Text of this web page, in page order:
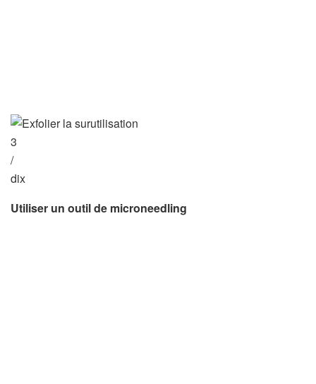
3
/
dix
Utiliser un outil de microneedling